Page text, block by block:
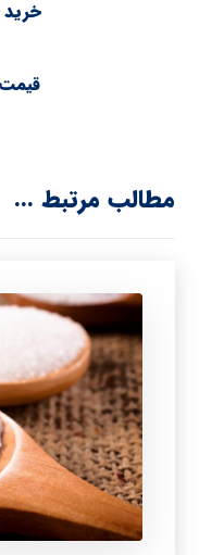
خرید
مطالب مرتبط ...